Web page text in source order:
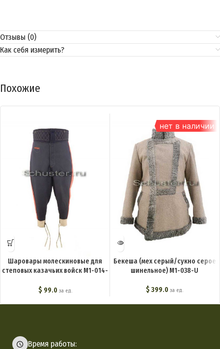
Отзывы (0)
Как себя измерить?
Похожие
Шаровары молескиновые для
степовых казачьих войск M1-014-
$ 99.0 за ед.
нет в наличии
Бекеша (мех серый/сукно серое
шинельное) M1-038-U
$ 399.0 за ед.
Время работы: